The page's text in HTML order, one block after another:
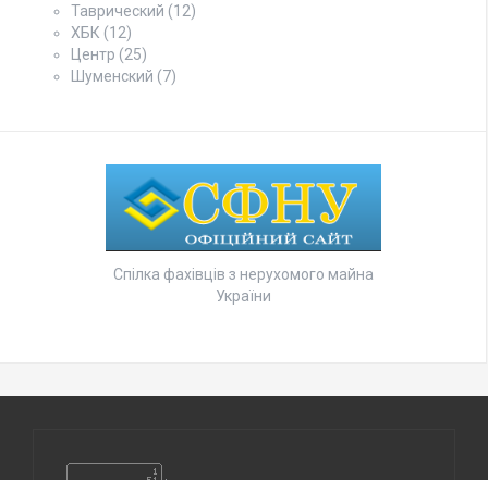
Таврический (12)
ХБК (12)
Центр (25)
Шуменский (7)
Спілка фахівців з нерухомого майна
України